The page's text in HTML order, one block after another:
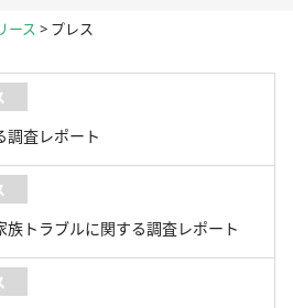
ース > プレス
調査レポート
トラブルに関する調査レポート